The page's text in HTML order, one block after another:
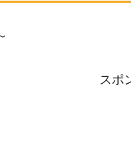
スポ